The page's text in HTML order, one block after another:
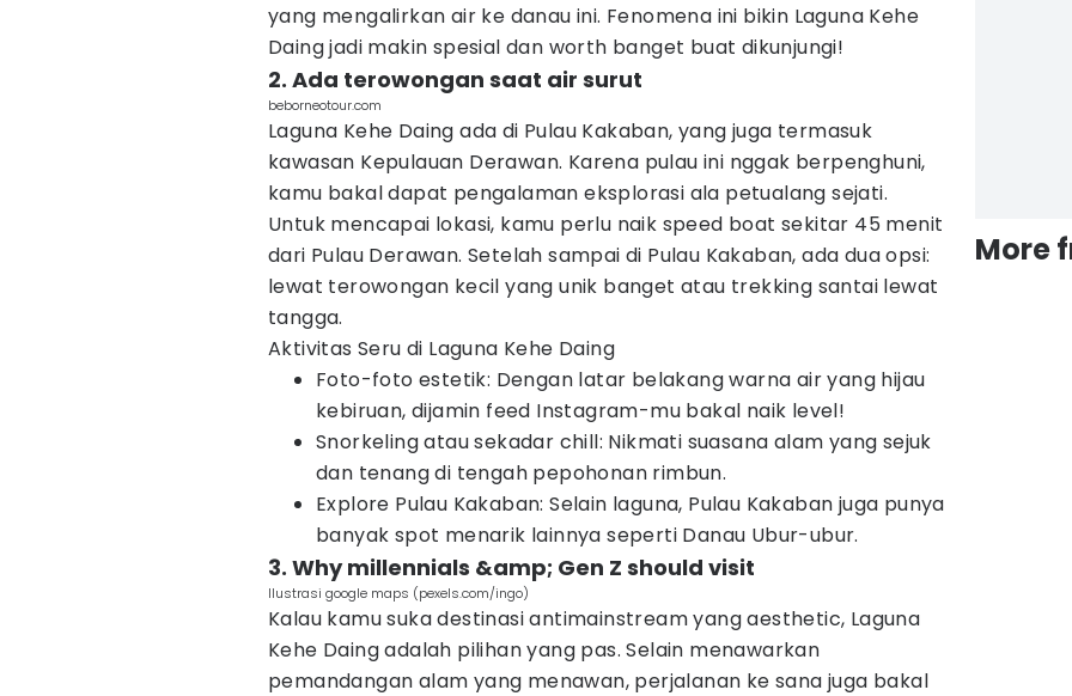
yang mengalirkan air ke danau ini. Fenomena ini bikin Laguna Kehe
Daing jadi makin spesial dan worth banget buat dikunjungi!
2. Ada terowongan saat air surut
beborneotour.com
Laguna Kehe Daing ada di Pulau Kakaban, yang juga termasuk
kawasan Kepulauan Derawan. Karena pulau ini nggak berpenghuni,
kamu bakal dapat pengalaman eksplorasi ala petualang sejati.
Untuk mencapai lokasi, kamu perlu naik speed boat sekitar 45 menit
dari Pulau Derawan. Setelah sampai di Pulau Kakaban, ada dua opsi:
lewat terowongan kecil yang unik banget atau trekking santai lewat
tangga.
Aktivitas Seru di Laguna Kehe Daing
Foto-foto estetik: Dengan latar belakang warna air yang hijau
kebiruan, dijamin feed Instagram-mu bakal naik level!
Snorkeling atau sekadar chill: Nikmati suasana alam yang sejuk
dan tenang di tengah pepohonan rimbun.
Explore Pulau Kakaban: Selain laguna, Pulau Kakaban juga punya
banyak spot menarik lainnya seperti Danau Ubur-ubur.
3. Why millennials &amp; Gen Z should visit
Ilustrasi google maps (pexels.com/ingo)
Kalau kamu suka destinasi antimainstream yang aesthetic, Laguna
Kehe Daing adalah pilihan yang pas. Selain menawarkan
pemandangan alam yang menawan, perjalanan ke sana juga bakal
More